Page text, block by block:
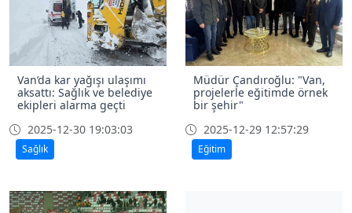
Van’da kar yağışı ulaşımı
aksattı: Sağlık ve belediye
ekipleri alarma geçti
2025-12-30 19:03:03
Sağlık
Müdür Çandıroğlu: "Van,
projelerle eğitimde örnek
bir şehir"
2025-12-29 12:57:29
Eğitim